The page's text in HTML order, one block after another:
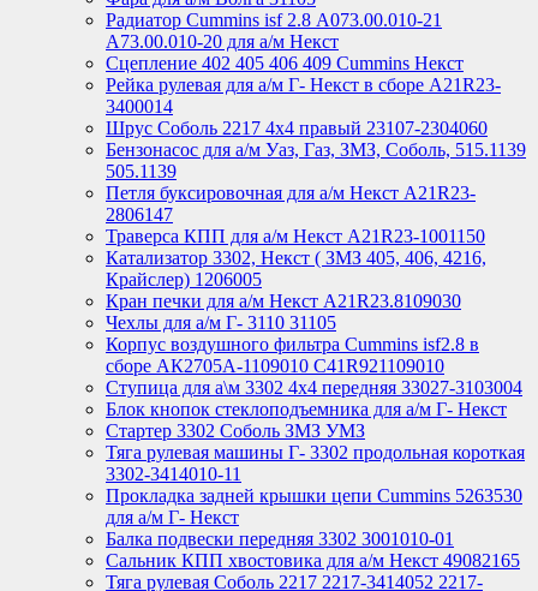
Радиатор Cummins isf 2.8 А073.00.010-21
А73.00.010-20 для а/м Некст
Сцепление 402 405 406 409 Cummins Некст
Рейка рулевая для а/м Г- Некст в сборе А21R23-
3400014
Шрус Соболь 2217 4х4 правый 23107-2304060
Бензонасос для а/м Уаз, Газ, ЗМЗ, Соболь, 515.1139
505.1139
Петля буксировочная для а/м Некст A21R23-
2806147
Траверса КПП для а/м Некст A21R23-1001150
Катализатор 3302, Некст ( ЗМЗ 405, 406, 4216,
Крайслер) 1206005
Кран печки для а/м Некст A21R23.8109030
Чехлы для а/м Г- 3110 31105
Корпус воздушного фильтра Cummins isf2.8 в
сборе АК2705А-1109010 С41R921109010
Ступица для а\м 3302 4х4 передняя 33027-3103004
Блок кнопок стеклоподъемника для а/м Г- Некст
Стартер 3302 Соболь ЗМЗ УМЗ
Тяга рулевая машины Г- 3302 продольная короткая
3302-3414010-11
Прокладка задней крышки цепи Cummins 5263530
для а/м Г- Некст
Балка подвески передняя 3302 3001010-01
Сальник КПП хвостовика для а/м Некст 49082165
Тяга рулевая Соболь 2217 2217-3414052 2217-